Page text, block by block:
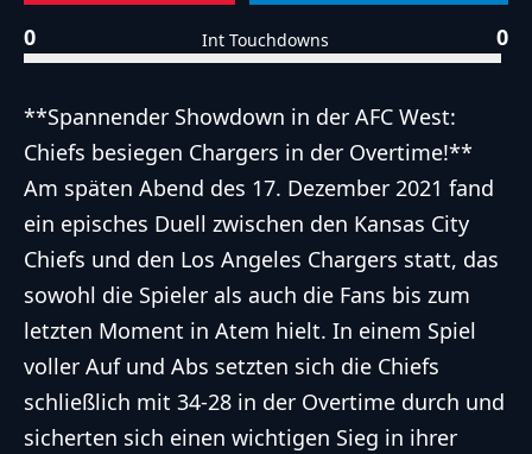
0 Int Touchdowns 0
**Spannender Showdown in der AFC West:
Chiefs besiegen Chargers in der Overtime!**
Am späten Abend des 17. Dezember 2021 fand
ein episches Duell zwischen den Kansas City
Chiefs und den Los Angeles Chargers statt, das
sowohl die Spieler als auch die Fans bis zum
letzten Moment in Atem hielt. In einem Spiel
voller Auf und Abs setzten sich die Chiefs
schließlich mit 34-28 in der Overtime durch und
sicherten sich einen wichtigen Sieg in ihrer